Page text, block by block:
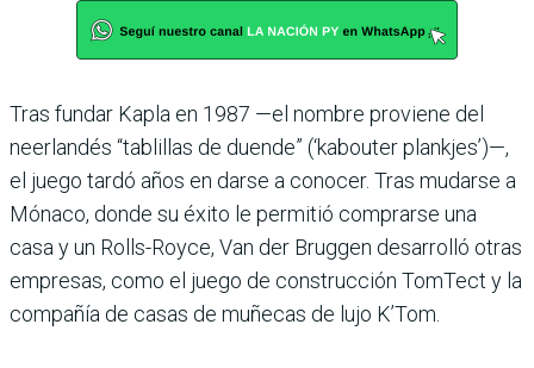
Tras fundar Kapla en 1987 —el nombre proviene del
neerlandés “tablillas de duende” (‘kabouter plankjes’)—,
el juego tardó años en darse a conocer. Tras mudarse a
Mónaco, donde su éxito le permitió comprarse una
casa y un Rolls-Royce, Van der Bruggen desarrolló otras
empresas, como el juego de construcción TomTect y la
compañía de casas de muñecas de lujo K’Tom.